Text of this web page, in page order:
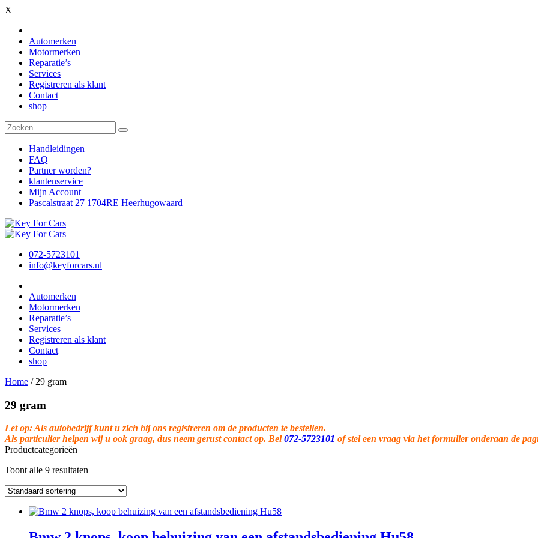
X
Automerken
Motormerken
Reparatie’s
Services
Registreren als klant
Contact
shop
Handleidingen
FAQ
Partner worden?
klantenservice
Mijn Account
Pascalstraat 27 1704RE Heerhugowaard
072-5723101
info@keyforcars.nl
Automerken
Motormerken
Reparatie’s
Services
Registreren als klant
Contact
shop
Home / 29 gram
29 gram
Let op: Als autobedrijf kunt u zich bij ons registreren om de producten te bestellen.
Als particulier helpen wij u ook graag, dus neem gerust contact op. Bel072-5723101 of stel een vraag via het formulier onderaan de
Productcategorieën
Toont alle 9 resultaten